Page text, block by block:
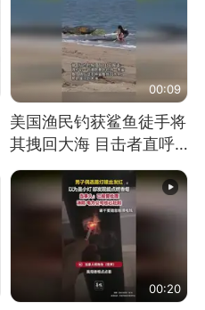
00:09
美国渔民钓获鲨鱼徒手将
其拽回大海 目击者直呼
震惊 （视频来源：参考
消息）
00:20